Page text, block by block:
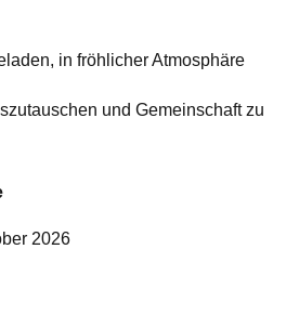
in fröhlicher Atmosphäre
und Gemeinschaft zu
2026